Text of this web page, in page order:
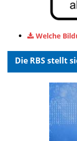
Welche
Die RBS stellt